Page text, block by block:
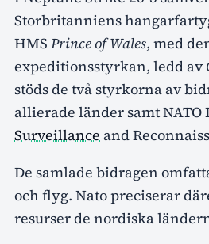
Storbritanniens
HMS Prince of Wales, med
expeditionsstyrkan, ledd av
stöds de två styrkorna av
allierade länder samt
Surveillance and
De samlade bidragen
och flyg. Nato preciserar
resurser de nordiska